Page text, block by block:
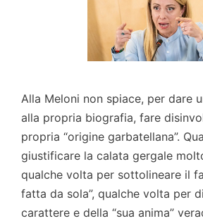
Alla Meloni non spiace, per dare
alla propria biografia, fare
propria “origine garbatellana”.
giustificare la calata gergale
qualche volta per sottolineare il
fatta da sola”, qualche volta per
carattere e della “sua anima”